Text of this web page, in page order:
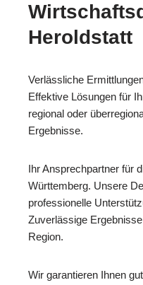
Heroldstatt
Verlässliche
Effektive Lösungen für
regional oder
Ergebnisse.
Ihr Ansprechpartner für
Württemberg. Unsere
professionelle
Zuverlässige
Region.
Wir garantieren Ihnen